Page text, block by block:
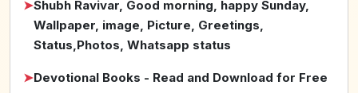
➤Shubh Ravivar, Good morning, happy Sunday,
Wallpaper, image, Picture, Greetings,
Status,Photos, Whatsapp status
➤Devotional Books - Read and Download for Free